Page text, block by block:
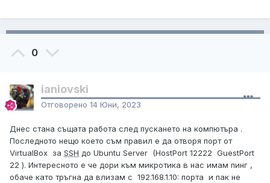
0
ianiovski
Отговорено 14 Юни, 2023
Днес стана същата работа след пускането на компютъра .
Последното нещо което съм правил е да отворя порт от
VirtualBox за SSH до Ubuntu Server (HostPort 12222 GuestPort
22 ). Интересното е че дори към микротика в нас имам пинг ,
обаче като тръгна да влизам с 192.168.1.10: порта и пак не